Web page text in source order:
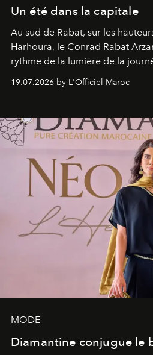
Un été dans la capitale
Au sud de Rabat, sur les
Harhoura, le Conrad Rabat
rythme de la lumière de la
rendez-vous avec l’océan.
19.07.2026 by L'Officiel Maroc
MODE
Diamantine conjugue le